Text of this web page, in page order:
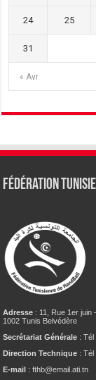
« Avr
24 25
31
Fédération
Adresse : 11, Rue 1er juin
1002 Tunis Belvédère
Secrétariat Générale : Tél
Direction Technique : Tél
E-mail : fthb@email.ati.tn